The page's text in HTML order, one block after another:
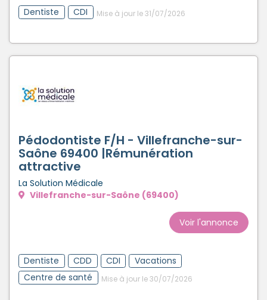
Dentiste CDI Mise à jour le 31/07/2026
Pédodontiste F/H - Villefranche-sur-
Saône 69400 |Rémunération
attractive
La Solution Médicale
Villefranche-sur-Saône (69400)
Voir l'annonce
Dentiste CDD CDI
Vacations
Centre de santé
Mise à jour le 30/07/2026